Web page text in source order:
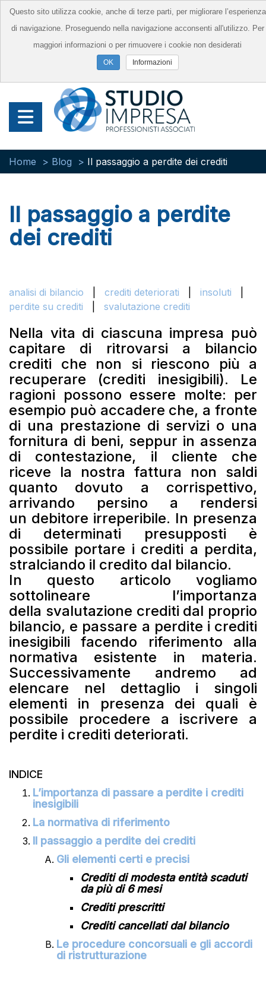
Home Blog Il passaggio a perdite dei crediti
Il passaggio a perdite
dei crediti
analisi di bilancio crediti deteriorati insoluti
perdite su crediti
svalutazione crediti
Nella vita di ciascuna impresa può
capitare di ritrovarsi a bilancio
crediti che non si riescono più a
recuperare (crediti inesigibili). Le
ragioni possono essere molte: per
esempio può accadere che, a fronte
di una prestazione di servizi o una
fornitura di beni, seppur in assenza
di contestazione, il cliente che
riceve la nostra fattura non saldi
quanto dovuto a corrispettivo,
arrivando persino a rendersi
un debitore irreperibile. In presenza
di determinati presupposti è
possibile portare i crediti a perdita,
stralciando il credito dal bilancio.
In questo articolo vogliamo
sottolineare l’importanza
della svalutazione crediti dal proprio
bilancio, e passare a perdite i crediti
inesigibili facendo riferimento alla
normativa esistente in materia.
Successivamente andremo ad
elencare nel dettaglio i singoli
elementi in presenza dei quali è
possibile procedere a iscrivere a
perdite i crediti deteriorati.
INDICE
L’importanza di passare a perdite i crediti
inesigibili
La normativa di riferimento
Il passaggio a perdite dei crediti
Gli elementi certi e precisi
Crediti di modesta entità scaduti
da più di 6 mesi
Crediti prescritti
Crediti cancellati dal bilancio
Le procedure concorsuali e gli accordi
di ristrutturazione
Questo sito utilizza cookie, anche di terze parti, per migliorare l’esperienza
di navigazione. Proseguendo nella navigazione acconsenti all'utilizzo. Per
maggiori informazioni o per rimuovere i cookie non desiderati
Informazioni